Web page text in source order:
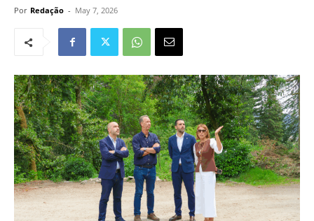
Por Redação - May 7, 2026